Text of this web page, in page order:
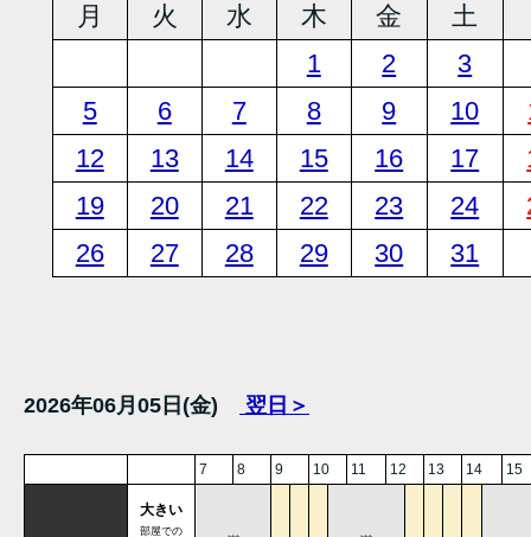
月 火 水 木 金 土
1
2
3
5
6 7 8 9 10
12
13 14 15 16 17
19
20 21 22 23 24
26
27 28 29 30 31
2026年06月05日(金) 翌日＞
7 8 9 10 11 12 13 14 15
大きい
部屋での